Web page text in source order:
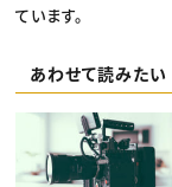
ています。
あわせて読みたい